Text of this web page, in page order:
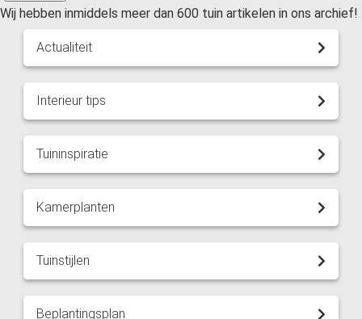
Wij hebben inmiddels meer dan 600 tuin artikelen in ons archief!
Actualiteit
Interieur tips
Tuininspiratie
Kamerplanten
Tuinstijlen
Beplantingsplan